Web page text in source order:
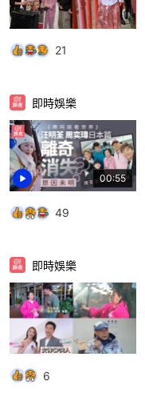
21
00:55
即時娛樂
49
即時娛樂
6